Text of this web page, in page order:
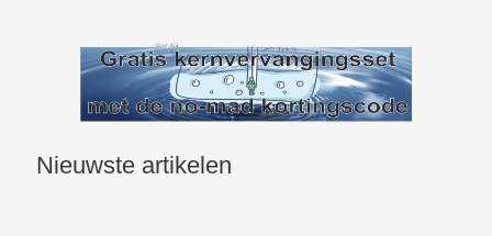
Nieuwste artikelen